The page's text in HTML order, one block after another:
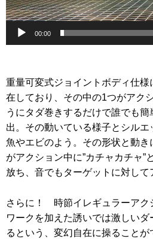
00:00
重量可変式ジョイントボディ仕
在しており、その中の1つがアク
うにタダ巻きするだけで誰でも
出。その動いている様子とシル
魚やエビのよう。その形状と動
がアクション中に”カチャカチャ”
放ち、音でもターゲットに対して
さらに！ 時節イレギュラーアク
ワークを加えた誘いでは激しい
るという、変幻自在に操ることが